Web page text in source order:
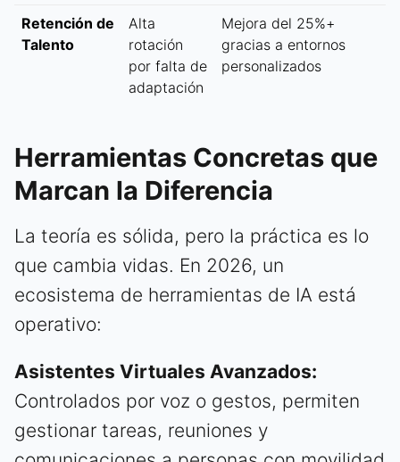
Retención de
Talento
Alta
rotación
por falta de
adaptación
Mejora del 25%+
gracias a entornos
personalizados
Herramientas Concretas que
Marcan la Diferencia
La teoría es sólida, pero la práctica es lo
que cambia vidas. En 2026, un
ecosistema de herramientas de IA está
operativo:
Asistentes Virtuales Avanzados:
Controlados por voz o gestos, permiten
gestionar tareas, reuniones y